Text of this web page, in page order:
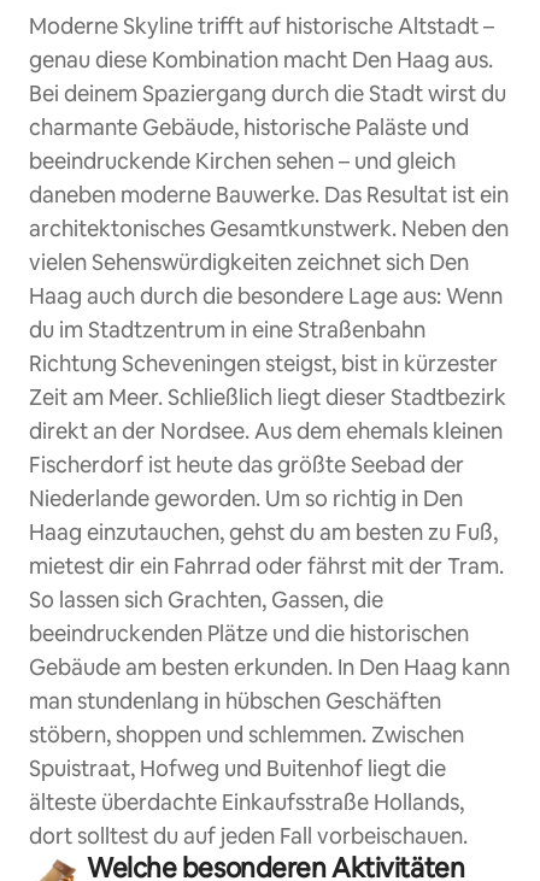
Moderne Skyline trifft auf historische Altstadt –
genau diese Kombination macht Den Haag aus.
Bei deinem Spaziergang durch die Stadt wirst du
charmante Gebäude, historische Paläste und
beeindruckende Kirchen sehen – und gleich
daneben moderne Bauwerke. Das Resultat ist ein
architektonisches Gesamtkunstwerk. Neben den
vielen Sehenswürdigkeiten zeichnet sich Den
Haag auch durch die besondere Lage aus: Wenn
du im Stadtzentrum in eine Straßenbahn
Richtung Scheveningen steigst, bist in kürzester
Zeit am Meer. Schließlich liegt dieser Stadtbezirk
direkt an der Nordsee. Aus dem ehemals kleinen
Fischerdorf ist heute das größte Seebad der
Niederlande geworden. Um so richtig in Den
Haag einzutauchen, gehst du am besten zu Fuß,
mietest dir ein Fahrrad oder fährst mit der Tram.
So lassen sich Grachten, Gassen, die
beeindruckenden Plätze und die historischen
Gebäude am besten erkunden. In Den Haag kann
man stundenlang in hübschen Geschäften
stöbern, shoppen und schlemmen. Zwischen
Spuistraat, Hofweg und Buitenhof liegt die
älteste überdachte Einkaufsstraße Hollands,
dort solltest du auf jeden Fall vorbeischauen.
Welche besonderen Aktivitäten